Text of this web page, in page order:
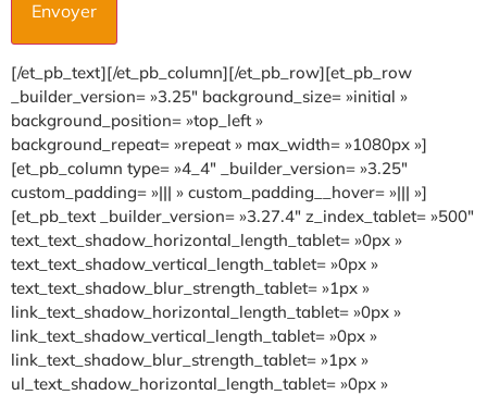
[/et_pb_text][/et_pb_column][/et_pb_row][et_pb_row
_builder_version= »3.25″ background_size= »initial »
background_position= »top_left »
background_repeat= »repeat » max_width= »1080px »]
[et_pb_column type= »4_4″ _builder_version= »3.25″
custom_padding= »||| » custom_padding__hover= »||| »]
[et_pb_text _builder_version= »3.27.4″ z_index_tablet= »500″
text_text_shadow_horizontal_length_tablet= »0px »
text_text_shadow_vertical_length_tablet= »0px »
text_text_shadow_blur_strength_tablet= »1px »
link_text_shadow_horizontal_length_tablet= »0px »
link_text_shadow_vertical_length_tablet= »0px »
link_text_shadow_blur_strength_tablet= »1px »
ul_text_shadow_horizontal_length_tablet= »0px »